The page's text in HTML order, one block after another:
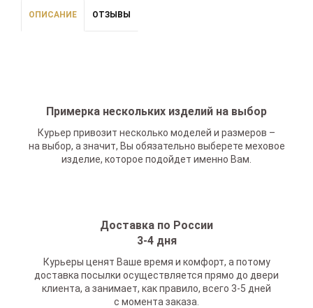
ОПИСАНИЕ ОТЗЫВЫ
Примерка нескольких изделий на выбор
Курьер привозит несколько моделей и размеров –
на выбор, а значит, Вы обязательно выберете меховое
изделие, которое подойдет именно Вам.
Доставка по России
3-4 дня
Курьеры ценят Ваше время и комфорт, а потому
доставка посылки осуществляется прямо до двери
клиента, а занимает, как правило, всего 3-5 дней
с момента заказа.